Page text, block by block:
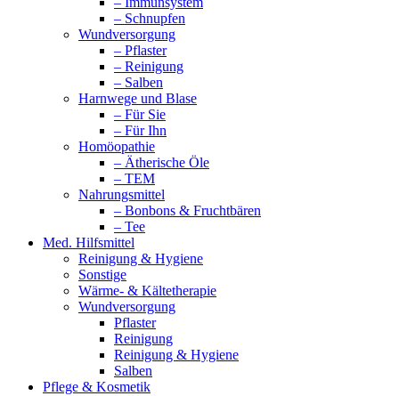
– Schnupfen
Wundversorgung
– Pflaster
– Reinigung
– Salben
Harnwege und Blase
– Für Sie
– Für Ihn
Homöopathie
– Ätherische Öle
– TEM
Nahrungsmittel
– Bonbons & Fruchtbären
– Tee
Med. Hilfsmittel
Reinigung & Hygiene
Sonstige
Wärme- & Kältetherapie
Wundversorgung
Pflaster
Reinigung
Reinigung & Hygiene
Salben
Pflege & Kosmetik